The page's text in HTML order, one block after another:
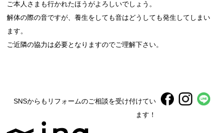
ご本人さまも行かれたほうがよろしいでしょう。
解体の際の音ですが、養生をしても音はどうしても発生してしまい
ます。
ご近隣の協力は必要となりますのでご理解下さい。
SNSからもリフォームのご相談を受け付けてい
ます！